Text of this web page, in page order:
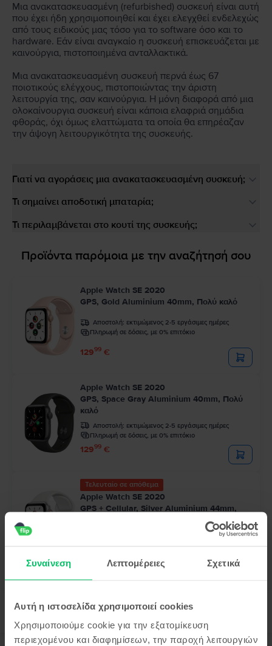
Συναίνεση Λεπτομέρειες Σχετικά
Αυτή η ιστοσελίδα χρησιμοποιεί cookies
Χρησιμοποιούμε cookie για την εξατομίκευση
περιεχομένου και διαφημίσεων, την παροχή λειτουργιών
Μια ανακατασκευασμένη (refurbished) συσκευή είναι αυτή
που έχει ήδη χρησιμοποιηθεί και έχει ελεγχθεί ενδελεχώς
από τους ειδικούς μας τόσο για το software όσο και το
hardware. Εάν είναι αναγκαίο η συσκευή επισκευάζεται με
καινούργια, πιστοποιημένα ανταλλακτικά.
Μια ανακατασκευασμένη συσκευή περνά έως 67
ποιοτικούς ελέγχους, πιστοποιώντας την άριστη
λειτουργία της, σαν καινούργια. Η μόνη διαφορά από μια
ολοκαίνουργια συσκευή είναι κάποια ελαφριά σημάδια
φθοράς, όχι όμως ελαττώματα τα οποία θα επηρέαζαν
την άψογη λειτουργικότητα της συσκευής.
Γιατί να αγοράσεις μια ανακατασκευασμένη συσκευή;
Τι σημαίνει αποδοτική μπαταρία;
Τι περιλαμβάνεται στο κουτί της συσκευής;
Προϊόντα παρόμοια με την αναζήτησή σου
Apple Watch SE 2020
GPS, Gold Aluminium 40mm, Πολύ καλό
Αποστολή: εκτιμώμενος 2-5 εργάσιμες ημέρες
Πληρωμή σε δόσεις, με 0% επιτόκιο
12999 €
Apple Watch SE 2020
GPS, Space Gray Aluminium 40mm, Πολύ
καλό
Αποστολή: εκτιμώμενος 2-5 εργάσιμες ημέρες
Πληρωμή σε δόσεις, με 0% επιτόκιο
12999 €
Τελευταίο σε απόθεμα
Apple Watch SE 2020
GPS + Cellular, Silver Aluminium 44mm,
εκτιμώμενος 2-5 εργάσιμες ημέρες